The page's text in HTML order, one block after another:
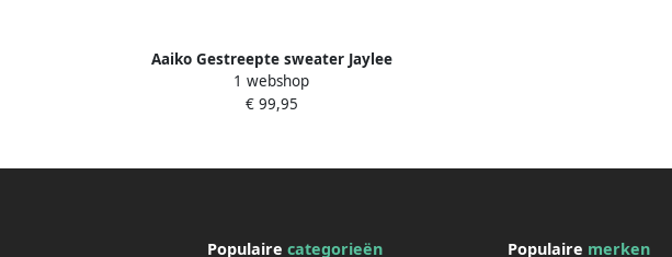
Aaiko Gestreepte sweater Jaylee
naturel
1 webshop
€ 99,95
Populairecategorieën Populaire merken